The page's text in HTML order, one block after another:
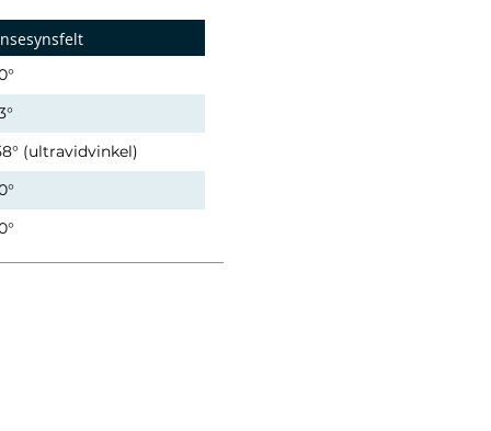
(ultravidvinkel)